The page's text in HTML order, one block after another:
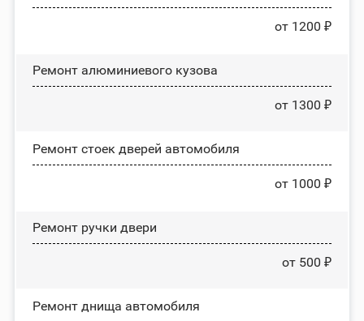
от 1200 ₽
Ремонт алюминиевого кузова
от 1300 ₽
Ремонт стоек дверей автомобиля
от 1000 ₽
Ремонт ручки двери
от 500 ₽
Ремонт днища автомобиля